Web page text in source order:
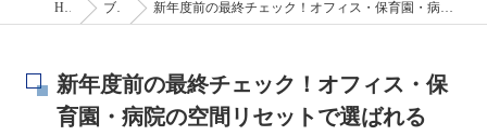
HOME ブログ 新年度前の最終チェック！オフィス・保育園・病院の空間リセットで選ばれるMIST工法®とは？法人向けカビ対策完全ガイド
新年度前の最終チェック！オフィス・保
育園・病院の空間リセットで選ばれる